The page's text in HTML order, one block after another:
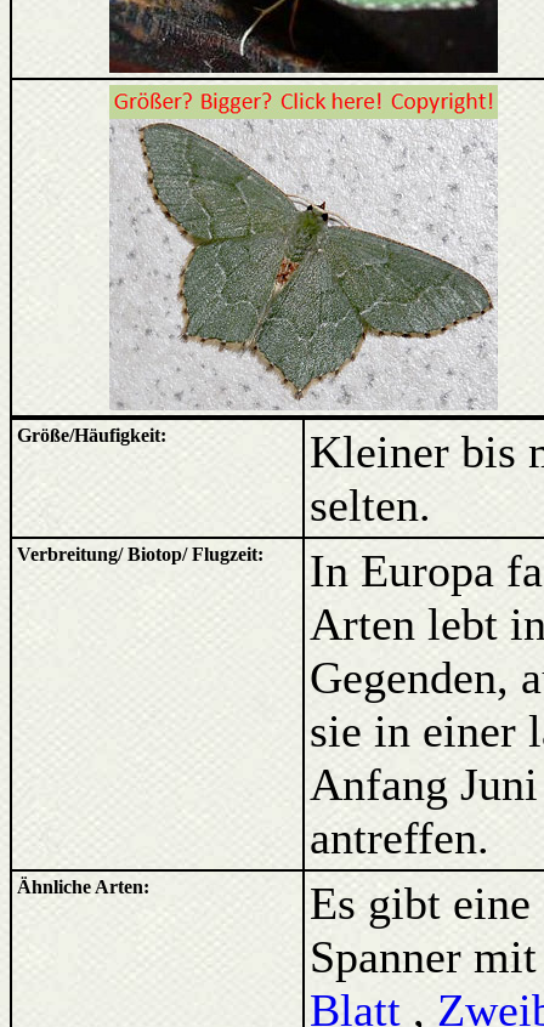
Größe/Häufigkeit:
Kleiner bis
selten.
Verbreitung/ Biotop/ Flugzeit:
In Europa
Arten lebt
Gegenden,
sie in einer
Anfang
antreffen.
Ähnliche Arten:
Es gibt
Spanner
Blatt ,